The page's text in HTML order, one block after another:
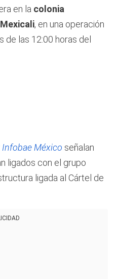
en la colonia
Mexicali, en una operación
de las 12:00 horas del
Infobae México señalan
ligados con el grupo
ligada al Cártel de